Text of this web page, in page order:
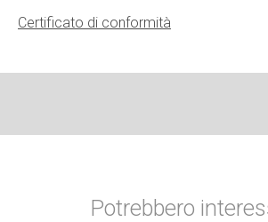
Certificato di conformità
Potrebbero